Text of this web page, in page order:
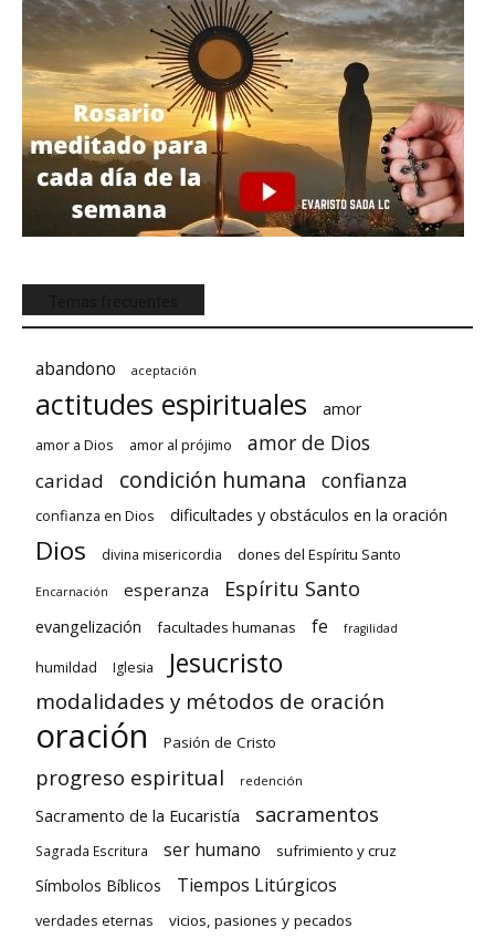
abandono aceptación
actitudes espirituales amor
amor a Dios amor al prójimo amor de Dios
caridad condición humana confianza
confianza en Dios dificultades y obstáculos en la oración
Dios divina misericordia dones del Espíritu Santo
Encarnación esperanza Espíritu Santo
evangelización facultades humanas fe fragilidad
humildad Iglesia Jesucristo
modalidades y métodos de oración
oración Pasión de Cristo
progreso espiritual redención
Sacramento de la Eucaristía sacramentos
Sagrada Escritura ser humano sufrimiento y cruz
Símbolos Bíblicos Tiempos Litúrgicos
verdades eternas vicios, pasiones y pecados